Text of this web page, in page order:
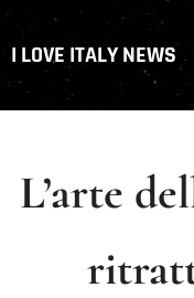
I LOVE ITALY NEWS
L’arte